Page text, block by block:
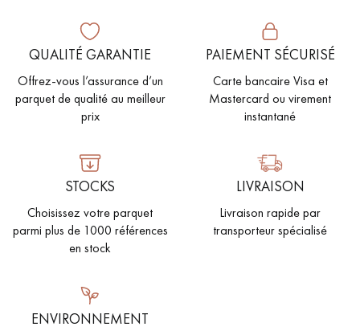
QUALITÉ GARANTIE
Offrez-vous l’assurance d’un
parquet de qualité au meilleur
prix
PAIEMENT SÉCURISÉ
Carte bancaire Visa et
Mastercard ou virement
instantané
STOCKS
Choisissez votre parquet
parmi plus de 1000 références
en stock
LIVRAISON
Livraison rapide par
transporteur spécialisé
ENVIRONNEMENT